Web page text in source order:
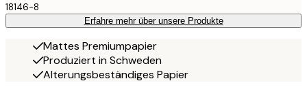
18146-8
Erfahre mehr über unsere Produkte
Mattes Premiumpapier
Produziert in Schweden
Alterungsbeständiges Papier